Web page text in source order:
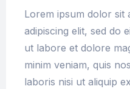
Lorem ipsum dolor sit
adipiscing elit, sed do
ut labore et dolore
minim veniam, quis
laboris nisi ut aliquip